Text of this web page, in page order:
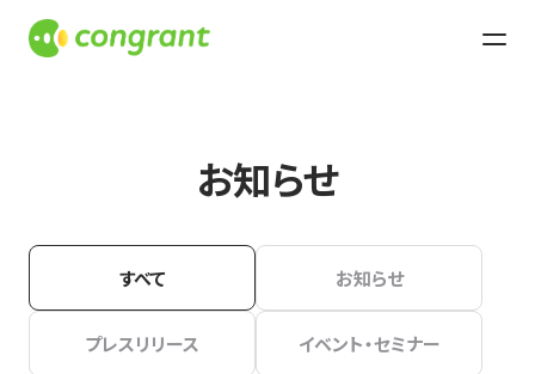
お知らせ
すべて お知らせ
プレスリリース イベント・セミナー